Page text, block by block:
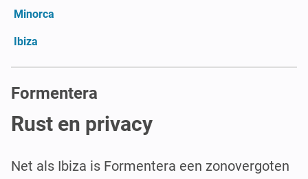
Minorca
Ibiza
Formentera
Rust en privacy
Net als Ibiza is Formentera een zonovergoten